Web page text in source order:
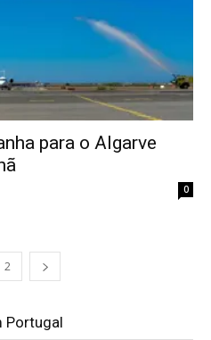
para o Algarve
0
2
Portugal